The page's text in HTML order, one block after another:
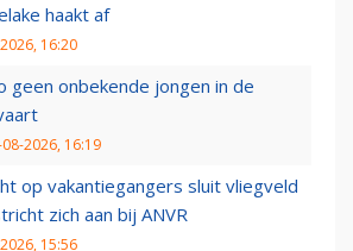
haakt af
16:20
geen onbekende jongen in de
2026, 16:19
op vakantiegangers sluit vliegveld
zich aan bij ANVR
15:56